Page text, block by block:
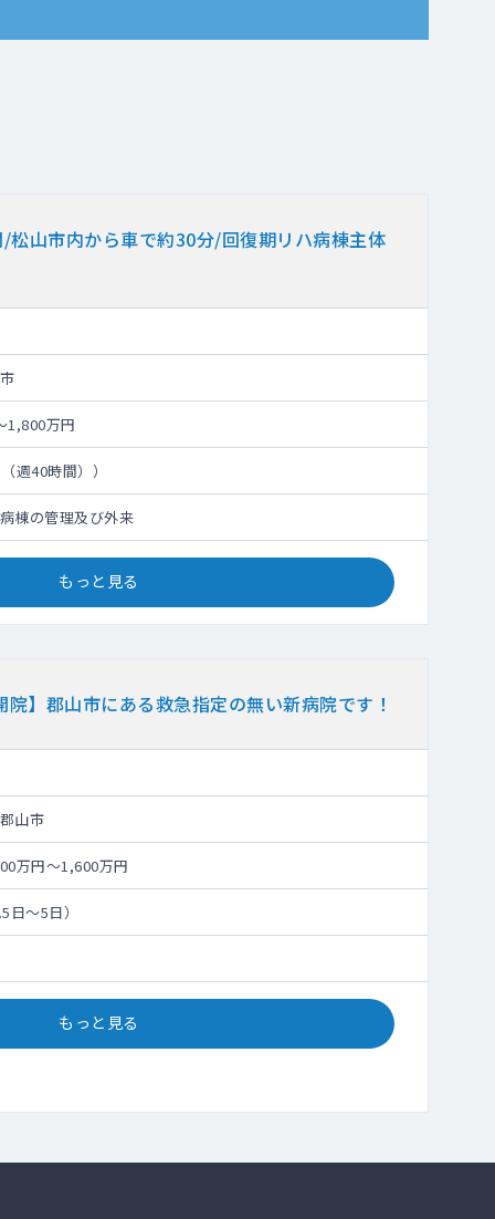
松山市内から車で約30分/回復期リハ病棟主体
1,800万円
週40時間））
棟の管理及び外来
もっと見る
】郡山市にある救急指定の無い新病院です！
山市
万円～1,600万円
日～5日）
もっと見る